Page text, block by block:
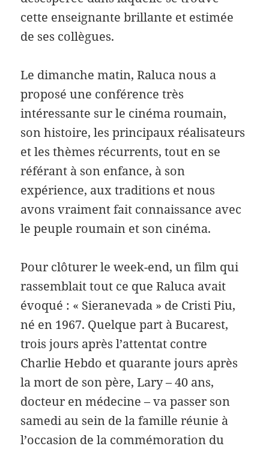
cette enseignante brillante et estimée
de ses collègues.
Le dimanche matin, Raluca nous a
proposé une conférence très
intéressante sur le cinéma roumain,
son histoire, les principaux réalisateurs
et les thèmes récurrents, tout en se
référant à son enfance, à son
expérience, aux traditions et nous
avons vraiment fait connaissance avec
le peuple roumain et son cinéma.
Pour clôturer le week-end, un film qui
rassemblait tout ce que Raluca avait
évoqué : « Sieranevada » de Cristi Piu,
né en 1967. Quelque part à Bucarest,
trois jours après l’attentat contre
Charlie Hebdo et quarante jours après
la mort de son père, Lary – 40 ans,
docteur en médecine – va passer son
samedi au sein de la famille réunie à
l’occasion de la commémoration du